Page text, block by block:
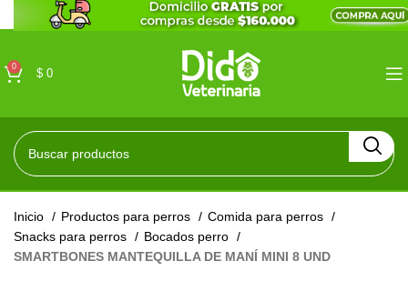
0
$ 0
Inicio Productos para perros
Comida para perros
Snacks para perros
Bocados perro
SMARTBONES MANTEQUILLA DE MANÍ MINI 8 UND